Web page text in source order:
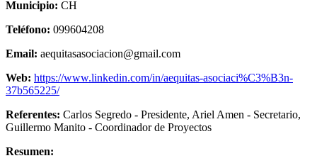
Municipio: CH
Teléfono: 099604208
Email: aequitasasociacion@gmail.com
Web: https://www.linkedin.com/in/aequitas-asociaci%C3%B3n-
37b565225/
Referentes: Carlos Segredo - Presidente, Ariel Amen - Secretario,
Guillermo Manito - Coordinador de Proyectos
Resumen: